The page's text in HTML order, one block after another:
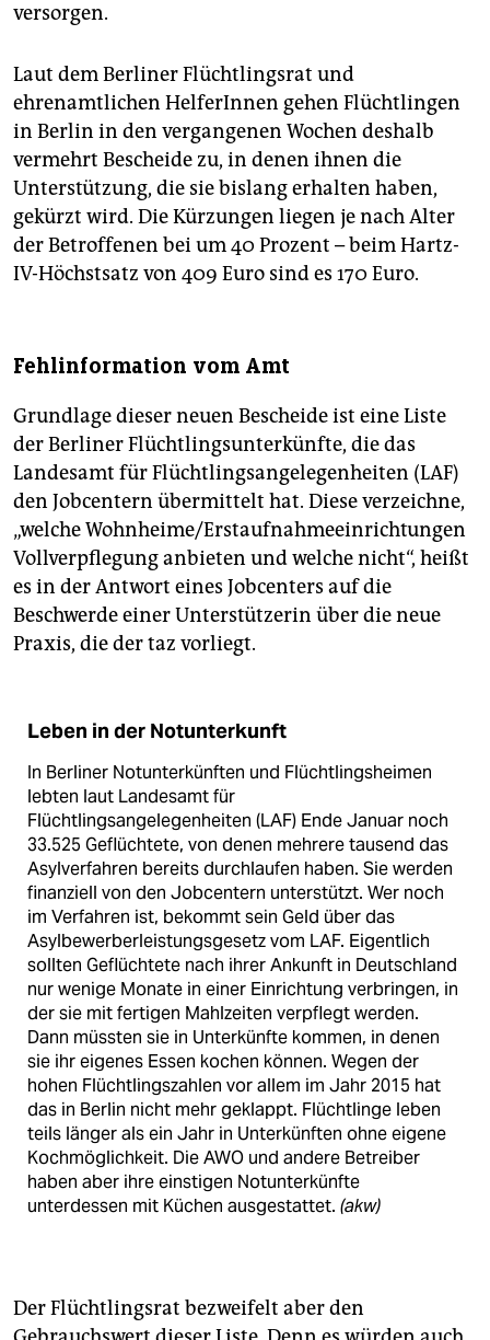
versorgen.
Laut dem Berliner Flüchtlingsrat und
ehrenamtlichen HelferInnen gehen Flüchtlingen
in Berlin in den vergangenen Wochen deshalb
vermehrt Bescheide zu, in denen ihnen die
Unterstützung, die sie bislang erhalten haben,
gekürzt wird. Die Kürzungen liegen je nach Alter
der Betroffenen bei um 40 Prozent – beim Hartz-
IV-Höchstsatz von 409 Euro sind es 170 Euro.
Fehlinformation vom Amt
Grundlage dieser neuen Bescheide ist eine Liste
der Berliner Flüchtlingsunterkünfte, die das
Landesamt für Flüchtlingsangelegenheiten (LAF)
den Jobcentern übermittelt hat. Diese verzeichne,
„welche Wohnheime/Erstaufnahmeeinrichtungen
Vollverpflegung anbieten und welche nicht“, heißt
es in der Antwort eines Jobcenters auf die
Beschwerde einer Unterstützerin über die neue
Praxis, die der taz vorliegt.
Leben in der Notunterkunft
In Berliner Notunterkünften und Flüchtlingsheimen
lebten laut Landesamt für
Flüchtlingsangelegenheiten (LAF) Ende Januar noch
33.525 Geflüchtete, von denen mehrere tausend das
Asylverfahren bereits durchlaufen haben. Sie werden
finanziell von den Jobcentern unterstützt. Wer noch
im Verfahren ist, bekommt sein Geld über das
Asylbewerberleistungsgesetz vom LAF. Eigentlich
sollten Geflüchtete nach ihrer Ankunft in Deutschland
nur wenige Monate in einer Einrichtung verbringen, in
der sie mit fertigen Mahlzeiten verpflegt werden.
Dann müssten sie in Unterkünfte kommen, in denen
sie ihr eigenes Essen kochen können. Wegen der
hohen Flüchtlingszahlen vor allem im Jahr 2015 hat
das in Berlin nicht mehr geklappt. Flüchtlinge leben
teils länger als ein Jahr in Unterkünften ohne eigene
Kochmöglichkeit. Die AWO und andere Betreiber
haben aber ihre einstigen Notunterkünfte
unterdessen mit Küchen ausgestattet. (akw)
Der Flüchtlingsrat bezweifelt aber den